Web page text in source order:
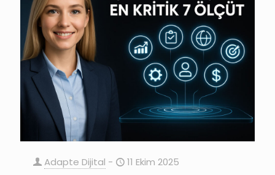
Adapte Dijital - 11 Ekim 2025